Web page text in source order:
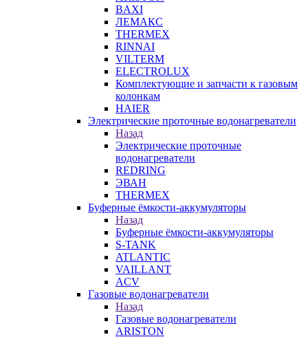
BAXI
ЛЕМАКС
THERMEX
RINNAI
VILTERM
ELECTROLUX
Комплектующие и запчасти к газовым
колонкам
HAIER
Электрические проточные водонагреватели
Назад
Электрические проточные
водонагреватели
REDRING
ЭВАН
THERMEX
Буферные ёмкости-аккумуляторы
Назад
Буферные ёмкости-аккумуляторы
S-TANK
ATLANTIC
VAILLANT
ACV
Газовые водонагреватели
Назад
Газовые водонагреватели
ARISTON